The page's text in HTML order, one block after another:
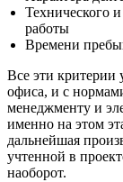
Технического
работы
Времени
Все эти критерии
офиса, и с
менеджменту и
именно на этом
дальнейшая
учтенной в
наоборот.